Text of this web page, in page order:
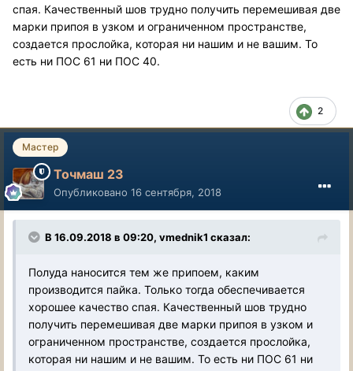
спая. Качественный шов трудно получить перемешивая две
марки припоя в узком и ограниченном пространстве,
создается прослойка, которая ни нашим и не вашим. То
есть ни ПОС 61 ни ПОС 40.
2
Мастер
Точмаш 23
Опубликовано 16 сентября, 2018
В 16.09.2018 в 09:20, vmednik1 сказал:
Полуда наносится тем же припоем, каким
производится пайка. Только тогда обеспечивается
хорошее качество спая. Качественный шов трудно
получить перемешивая две марки припоя в узком и
ограниченном пространстве, создается прослойка,
которая ни нашим и не вашим. То есть ни ПОС 61 ни